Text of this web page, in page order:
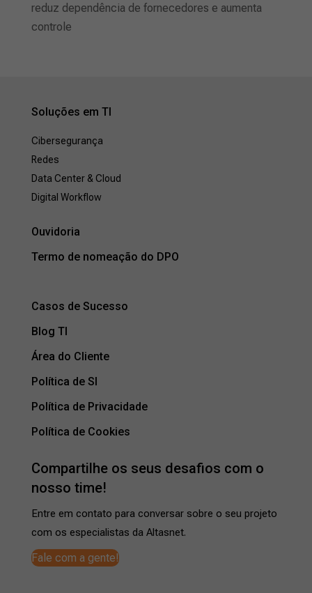
reduz dependência de fornecedores e aumenta
controle
Soluções em TI
Cibersegurança
Redes
Data Center & Cloud
Digital Workflow
Ouvidoria
Termo de nomeação do DPO
Casos de Sucesso
Blog TI
Área do Cliente
Política de SI
Política de Privacidade
Política de Cookies
Compartilhe os seus desafios com o
nosso time!
Entre em contato para conversar sobre o seu projeto
com os especialistas da Altasnet.
Fale com a gente!